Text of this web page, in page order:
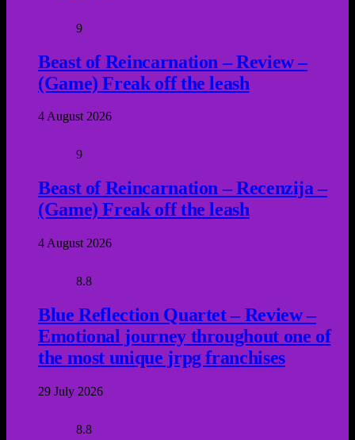
9
Beast of Reincarnation – Review –
(Game) Freak off the leash
4 August 2026
9
Beast of Reincarnation – Recenzija –
(Game) Freak off the leash
4 August 2026
8.8
Blue Reflection Quartet – Review –
Emotional journey throughout one of
the most unique jrpg franchises
29 July 2026
8.8